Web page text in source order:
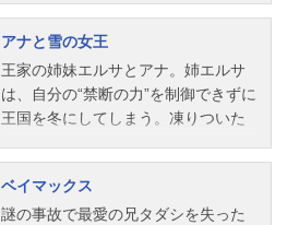
とき、運命は彼らを永遠に引き裂こ
うとするのです・・・。作品名リ
ロ・アンド・スティッチ放送形態劇
場版アニメスケジュール...
ジョン・ラセター脚本：ロブ・エド
ワーズ、ジョン・マスカー、ロン・
クレメンツ美術監督：イアン・グッ
ディング音楽：ランディ・ニューマ
ン主題歌ED：「NeverKnewINeede
メ映画(C)Disney『プリンセスと魔法
のキス』公式サイト「ディズニー」
公式Twitter動画配信情報【PR】※本
ーズディズニー映画スケジュール201
1年3月12日（土）キャストラプンツ
ェル：中川翔子（歌：小此木麻里）
ラプンツェル（幼少）：諸星すみれ
フリン・ライダー（ユージーン・フ
ル：剣幸フックハンド：岡田誠ビッ
グノーズ：石原慎一警護隊長：佐山
陽規ショーティー：多田野曜平スタ
メスケジュール2011年9月3日（土）
キャストプー：亀山助清（台詞）、
竹本敏彰（歌）ティガー：玄田哲章
イーヨー：石田太郎（台詞）、石塚
勇（歌）オウル：上田敏也（台
ー・ロビン：渡邉奏人ピグレット：
小形満カンガ：片岡富枝（台詞）、
菅井美和（歌）ルー：山田瑛瑠ラビ
り、人生に悩んでたりしていた！？
長年演じてきた悪役に嫌気がさし、
自分のゲームを飛び出したラルフ
は、お菓子の国のレース・ゲーム“シ
ュガー・ラッシュ”で仲間はずれの少
ていく。しかし、ラルフの脱走はゲ
ームの世界にパニックを引き起こ
し…。ヒーローに憧れるラルフは、
アナと雪の女王
王家の姉妹エルサとアナ。姉エルサ
は、自分の“禁断の力”を制御できずに
王国を冬にしてしまう。凍りついた
のクリストフや“心温かい雪だるま”の
オラフと共に、エルサの後を追って
雪山へ向かう。圧巻の歌と映像でを
ベイマックス
謎の事故で最愛の兄タダシを失った